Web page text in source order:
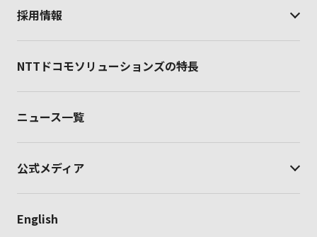
採用情報
NTTドコモソリューションズの特長
ニュース一覧
公式メディア
English